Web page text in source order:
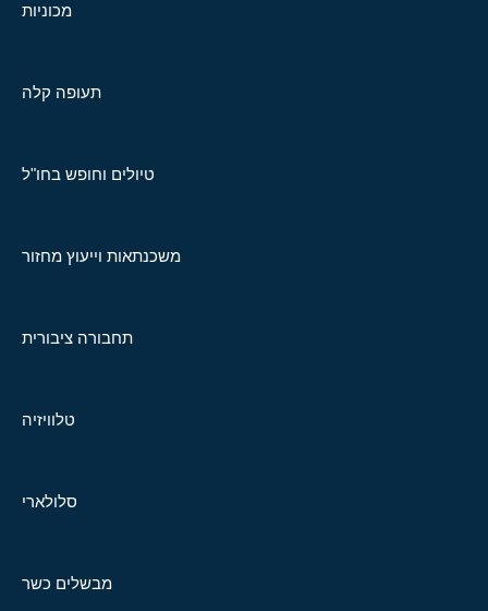
מכוניות
תעופה קלה
טיולים וחופש בחו"ל
משכנתאות וייעוץ מחזור
תחבורה ציבורית
טלוויזיה
סלולארי
מבשלים כשר